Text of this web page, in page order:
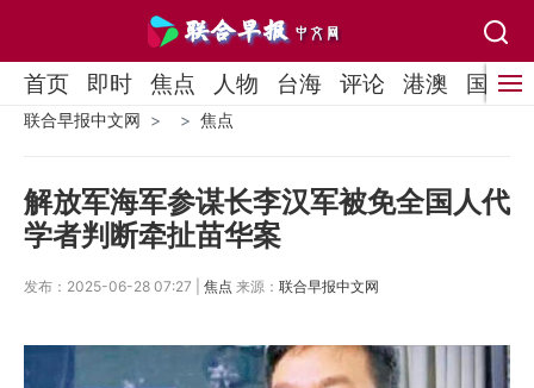
首页 即时 焦点 人物 台海 评论 港澳 国际
联合早报中文网 焦点
解放军海军参谋长李汉军被免全国人代
学者判断牵扯苗华案
发布：2025-06-28 07:27 | 焦点 来源： 联合早报中文网